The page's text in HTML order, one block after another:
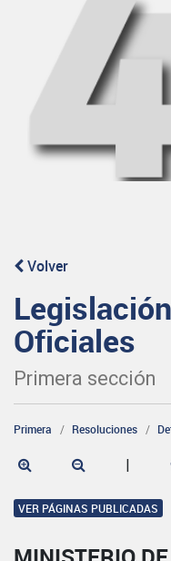
Volver
Oficiales
Primera sección
Primera Resoluciones
|
VER PÁGINAS PUBLICADAS